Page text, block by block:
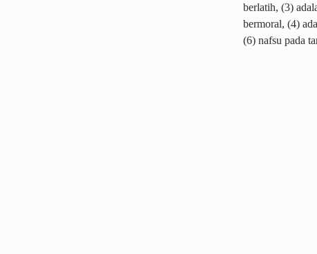
berlatih, (3)
bermoral, (4)
(6) nafsu pada